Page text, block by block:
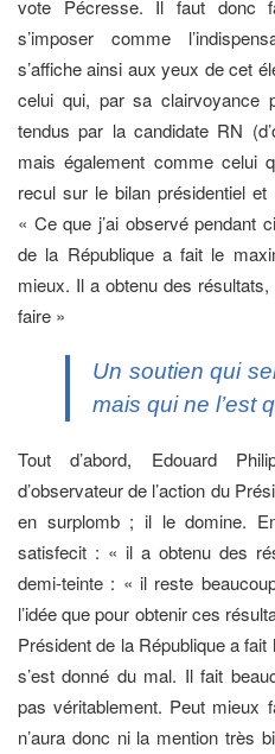
vote Pécresse. Il faut donc
s’imposer comme
s’affiche ainsi aux yeux de cet
celui qui, par sa clairvoyance
tendus par la candidate RN
mais également comme celui
recul sur le bilan présidentiel
« Ce que j’ai observé pendant
de la République a fait le
mieux. Il a obtenu des
faire »
Un soutien qui
mais qui ne l’est
Tout d’abord, Edouard
d’observateur de l’action du
en surplomb ; il le domine.
satisfecit : « il a obtenu des
demi-teinte : « il reste
l’idée que pour obtenir ces
Président de la République a
s’est donné du mal. Il fait
pas véritablement. Peut mieux
n’aura donc ni la mention très